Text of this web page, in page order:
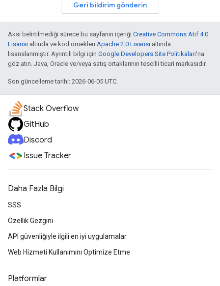
Geri bildirim gönderin
Aksi belirtilmediği sürece bu sayfanın içeriği Creative Commons Atıf 4.0
Lisansı altında ve kod örnekleri Apache 2.0 Lisansı altında
lisanslanmıştır. Ayrıntılı bilgi için Google Developers Site Politikaları'na
göz atın. Java, Oracle ve/veya satış ortaklarının tescilli ticari markasıdır.
Son güncelleme tarihi: 2026-06-05 UTC.
Stack Overflow
GitHub
Discord
Issue Tracker
Daha Fazla Bilgi
SSS
Özellik Gezgini
API güvenliğiyle ilgili en iyi uygulamalar
Web Hizmeti Kullanımını Optimize Etme
Platformlar